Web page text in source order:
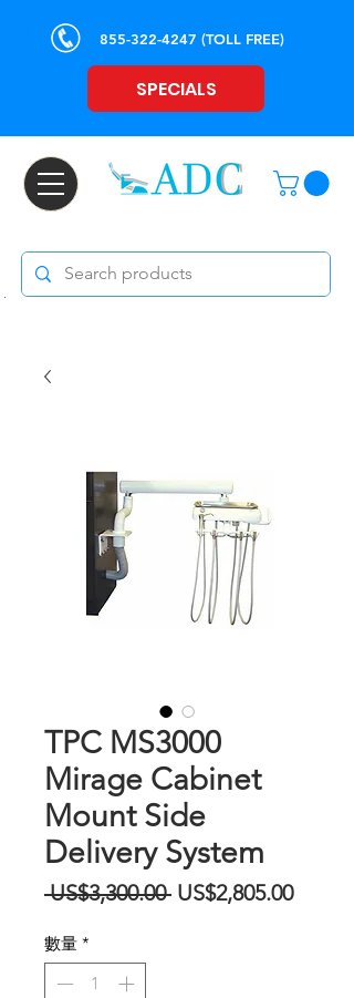
855-322-4247 (TOLL FREE)
SPECIALS
TPC MS3000
Mirage Cabinet
Mount Side
Delivery System
US$3,300.00 一
US$2,805.00促
數量 *